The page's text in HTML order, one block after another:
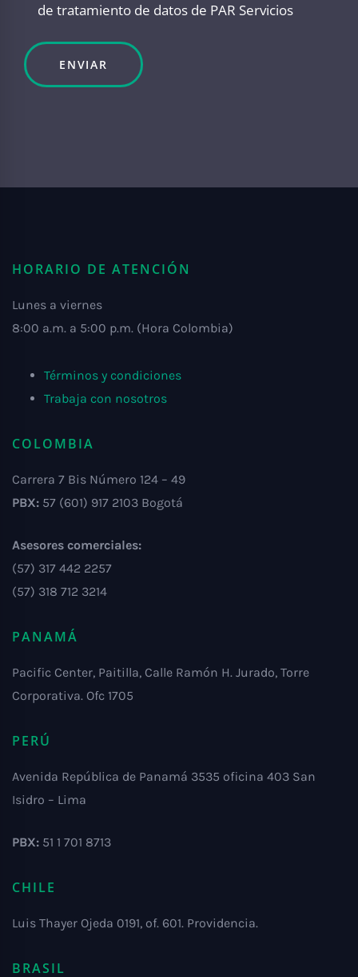
de tratamiento de datos de PAR Servicios
HORARIO DE ATENCIÓN
Lunes a viernes
8:00 a.m. a 5:00 p.m. (Hora Colombia)
Términos y condiciones
Trabaja con nosotros
COLOMBIA
Carrera 7 Bis Número 124 – 49
PBX: 57 (601) 917 2103 Bogotá
Asesores comerciales:
(57) 317 442 2257
(57) 318 712 3214
PANAMÁ
Pacific Center, Paitilla, Calle Ramón H. Jurado, Torre
Corporativa. Ofc 1705
PERÚ
Avenida República de Panamá 3535 oficina 403 San
Isidro – Lima
PBX: 51 1 701 8713
CHILE
Luis Thayer Ojeda 0191, of. 601. Providencia.
BRASIL